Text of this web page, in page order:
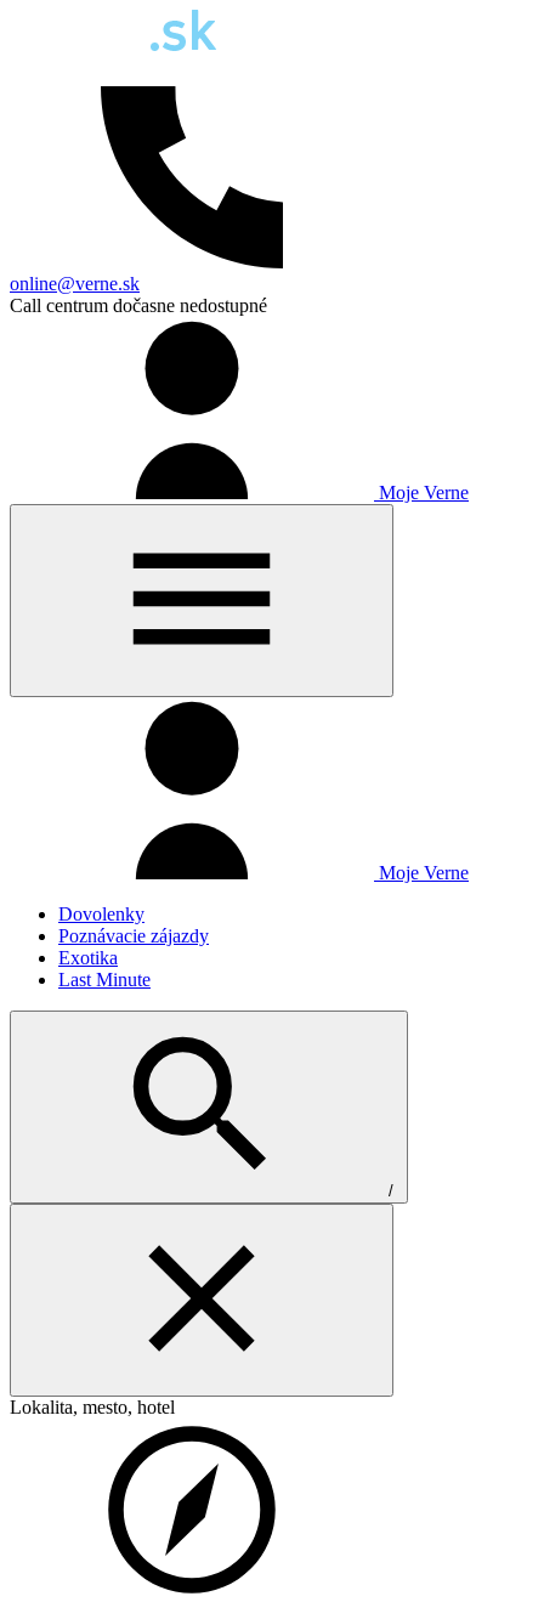
online@verne.sk
Call centrum dočasne nedostupné
Moje Verne
Moje Verne
Dovolenky
Poznávacie zájazdy
Exotika
Last Minute
/
Lokalita, mesto, hotel